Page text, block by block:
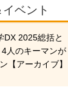
ベント
DX 2025総括と
人のキーマンが
【アーカイブ】